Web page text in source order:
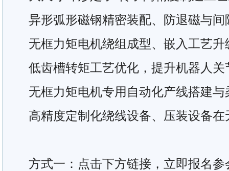
异形弧形磁钢精密装配、防退磁与间
无框力矩电机绕组成型、嵌入工艺升
低齿槽转矩工艺优化，提升机器人关
无框力矩电机专用自动化产线搭建与
高精度定制化绕线设备、压装设备
方式一：点击下方链接，立即报名参